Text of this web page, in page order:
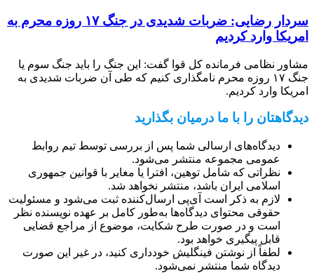
سردار رضایی: ضربات شدیدی در جنگ ۱۷ روزه محرم به
امریکا وارد کردیم
مشاور نظامی فرمانده کل قوا گفت: این جنگ را باید جنگ سوم یا
جنگ ۱۷ روزه محرم نامگذاری کنیم که طی آن ضربات شدیدی به
امریکا وارد کردیم.
دیدگاهتان را با ما درمیان بگذارید
دیدگاه‌های ارسالی شما پس از بررسی توسط تیم روابط
عمومی مجموعه منتشر می‌شود.
نظراتی که شامل توهین، افترا یا مغایر با قوانین جمهوری
اسلامی ایران باشد، منتشر نخواهد شد.
لازم به ذکر است آی‌پی ارسال‌کننده ثبت می‌شود و مسئولیت
حقوقی محتوای دیدگاه‌ها به‌طور کامل بر عهده نویسنده نظر
است و در صورت طرح شکایت، موضوع از مراجع قضایی
قابل پیگیری خواهد بود.
لطفاً از نوشتن فینگلیش خودداری کنید، در غیر این صورت
دیدگاه شما منتشر نمی‌شود.